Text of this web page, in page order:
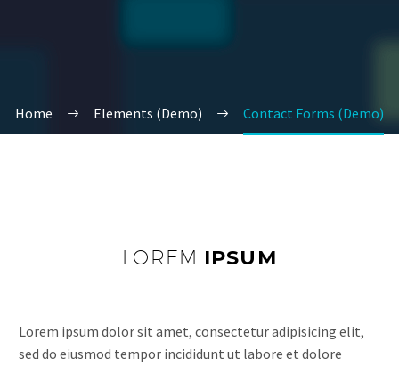
Home Elements (Demo) Contact Forms (Demo)
LOREM IPSUM
Lorem ipsum dolor sit amet, consectetur adipisicing elit,
sed do eiusmod tempor incididunt ut labore et dolore